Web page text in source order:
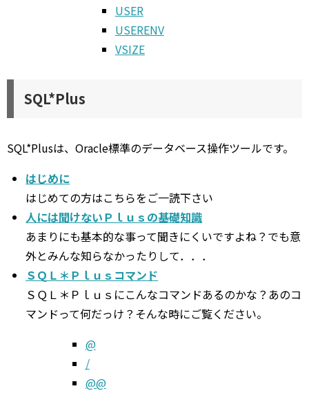
USER
USERENV
VSIZE
SQL*Plus
SQL*Plusは、Oracle標準のデータベース操作ツールです。
はじめに
はじめての方はこちらをご一読下さい
人には聞けないＰｌｕｓの基礎知識
あまりにも基本的な事って聞きにくいですよね？でも意
外とみんな知らなかったりして．．．
ＳＱＬ＊Ｐｌｕｓコマンド
ＳＱＬ＊Ｐｌｕｓにこんなコマンドあるのかな？あのコ
マンドって何だっけ？そんな時にご覧ください。
@
/
@@